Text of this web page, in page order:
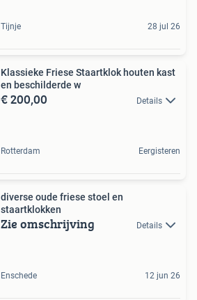
Tijnje 28 jul 26
Klassieke Friese Staartklok houten kast
en beschilderde w
€ 200,00 Details
Rotterdam Eergisteren
diverse oude friese stoel en
staartklokken
Zie omschrijving Details
Enschede 12 jun 26